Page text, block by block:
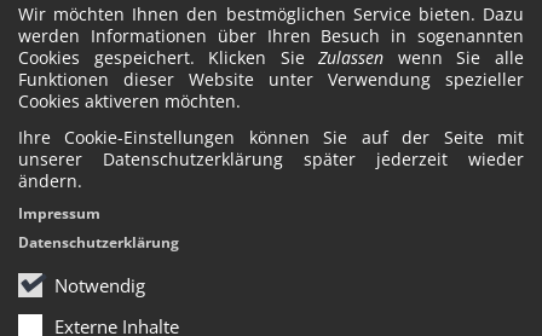
Wir möchten Ihnen den bestmöglichen Service bieten. Dazu
werden Informationen über Ihren Besuch in sogenannten
Cookies gespeichert. Klicken SieZulassen wenn Sie alle
Funktionen dieser Website unter Verwendung spezieller
Cookies aktiveren möchten.
Ihre Cookie-Einstellungen können Sie auf der Seite mit
unserer Datenschutzerklärung später jederzeit wieder
ändern.
Notwendig
Externe Inhalte
Impressum
Datenschutzerklärung